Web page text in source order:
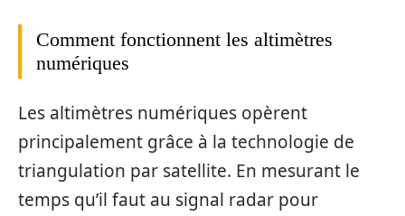
Comment fonctionnent les altimètres
numériques
Les altimètres numériques opèrent
principalement grâce à la technologie de
triangulation par satellite. En mesurant le
temps qu’il faut au signal radar pour